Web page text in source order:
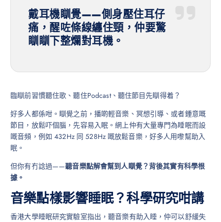
戴耳機瞓覺——側身壓住耳仔
痛，醒咗條線纏住頸，仲要驚
瞓瞓下整爛對耳機。
臨瞓前習慣聽住歌、聽住Podcast、聽住節目先瞓得着？
好多人都係咁。瞓覺之前，播啲輕音樂、冥想引導、或者鍾意嘅
節目，放鬆吓個腦，先容易入眠。網上仲有大量專門為睡眠而設
嘅音頻，例如 432Hz 同 528Hz 嘅放鬆音樂，好多人用嚟幫助入
眠。
但你有冇諗過——聽音樂點解會幫到人瞓覺？背後其實有科學根
據。
音樂點樣影響睡眠？科學研究咁講
香港大學睡眠研究實驗室指出，聽音樂有助入睡，仲可以舒緩失